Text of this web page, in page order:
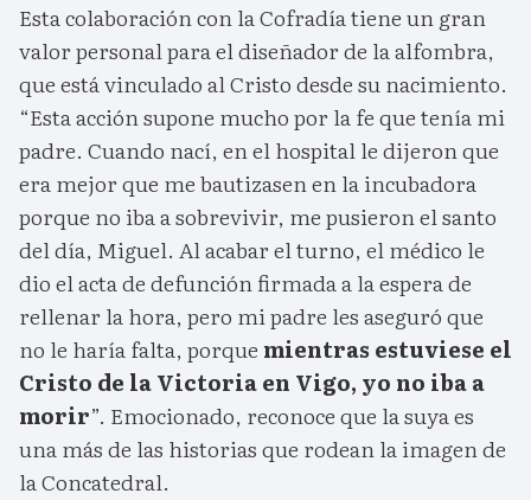
Esta colaboración con la Cofradía tiene un gran
valor personal para el diseñador de la alfombra,
que está vinculado al Cristo desde su nacimiento.
“Esta acción supone mucho por la fe que tenía mi
padre. Cuando nací, en el hospital le dijeron que
era mejor que me bautizasen en la incubadora
porque no iba a sobrevivir, me pusieron el santo
del día, Miguel. Al acabar el turno, el médico le
dio el acta de defunción firmada a la espera de
rellenar la hora, pero mi padre les aseguró que
no le haría falta, porque mientras estuviese el
Cristo de la Victoria en Vigo, yo no iba a
morir”. Emocionado, reconoce que la suya es
una más de las historias que rodean la imagen de
la Concatedral.